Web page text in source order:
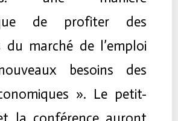
de profiter des
du marché de l’emploi
besoins des
». Le petit-